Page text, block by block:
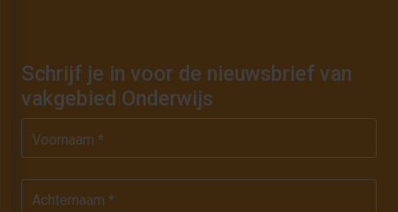
Schrijf je in voor de nieuwsbrief van
vakgebied Onderwijs
Voornaam *
Achternaam *